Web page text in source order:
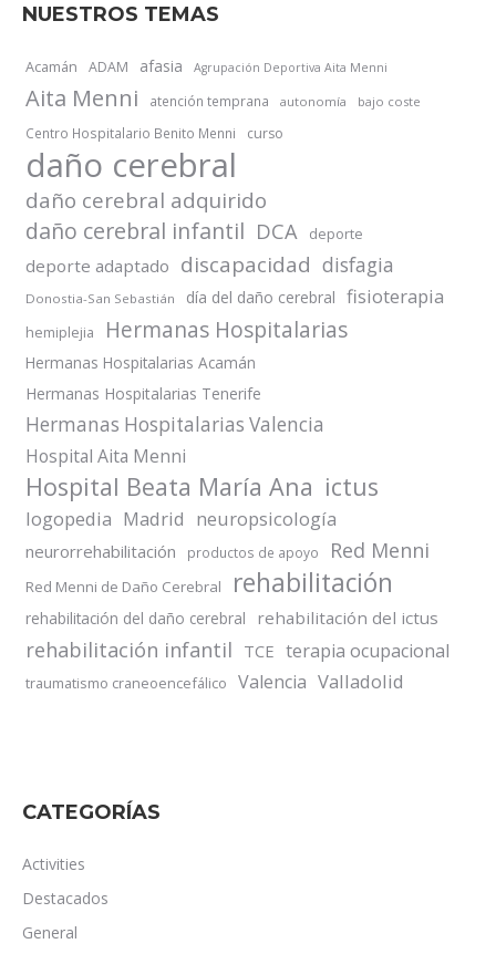
NUESTROS TEMAS
Acamán ADAM afasia Agrupación Deportiva Aita Menni
Aita Menni atención temprana autonomía bajo coste
Centro Hospitalario Benito Menni curso
daño cerebral
daño cerebral adquirido
daño cerebral infantil DCA deporte
deporte adaptado discapacidad disfagia
Donostia-San Sebastián día del daño cerebral fisioterapia
hemiplejia Hermanas Hospitalarias
Hermanas Hospitalarias Acamán
Hermanas Hospitalarias Tenerife
Hermanas Hospitalarias Valencia
Hospital Aita Menni
Hospital Beata María Ana ictus
logopedia Madrid neuropsicología
neurorrehabilitación productos de apoyo Red Menni
Red Menni de Daño Cerebral rehabilitación
rehabilitación del daño cerebral rehabilitación del ictus
rehabilitación infantil TCE terapia ocupacional
traumatismo craneoencefálico Valencia Valladolid
CATEGORÍAS
Activities
Destacados
General